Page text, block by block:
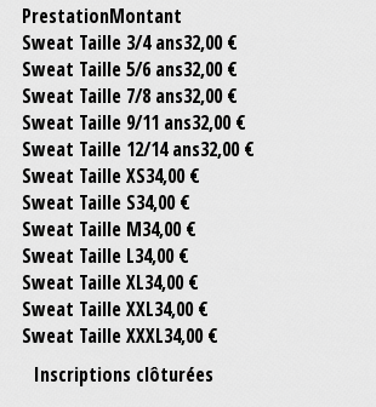
PrestationMontant
Sweat Taille 3/4 ans32,00 €
Sweat Taille 5/6 ans32,00 €
Sweat Taille 7/8 ans32,00 €
Sweat Taille 9/11 ans32,00 €
Sweat Taille 12/14 ans32,00 €
Sweat Taille XS34,00 €
Sweat Taille S34,00 €
Sweat Taille M34,00 €
Sweat Taille L34,00 €
Sweat Taille XL34,00 €
Sweat Taille XXL34,00 €
Sweat Taille XXXL34,00 €
Inscriptions clôturées